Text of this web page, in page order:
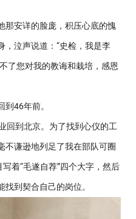
安详的脸庞，积压心底的愧
，泣声说道：“史检，我是李
了您对我的教诲和栽培，感恩
46年前。
到北京。为了找到心仪的工
不谦逊地列足了我在部队可圈
着“毛遂自荐”四个大字，然后
到契合自己的岗位。